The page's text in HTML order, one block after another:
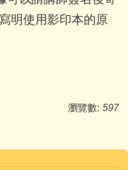
明使用影印本的原
瀏覽數: 597